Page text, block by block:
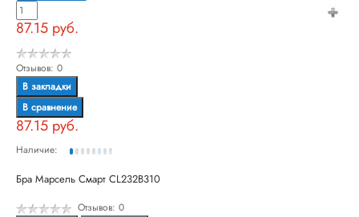
87.15 руб.
Отзывов: 0
В закладки
В сравнение
87.15 руб.
Наличие:
Бра Марсель Смарт CL232B310
Отзывов: 0